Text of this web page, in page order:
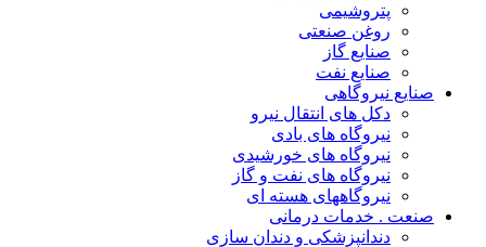
پتروشیمی
روغن صنعتی
صنایع گاز
صنایع نفت
صنایع نیروگاهی
دکل های انتقال نیرو
نیروگاه های بادی
نیروگاه های خورشیدی
نیروگاه های نفت و گاز
نیروگاههای هسته ای
صنعت . خدمات درمانی
دندانپزشکی و دندان سازی